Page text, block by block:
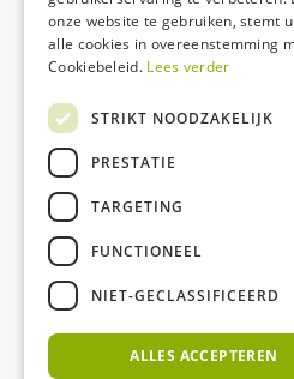
onze website te gebruiken, stemt
alle cookies in overeenstemming
Cookiebeleid. Lees verder
STRIKT NOODZAKELIJK
PRESTATIE
TARGETING
FUNCTIONEEL
NIET-GECLASSIFICEERD
ALLES ACCEPTEREN